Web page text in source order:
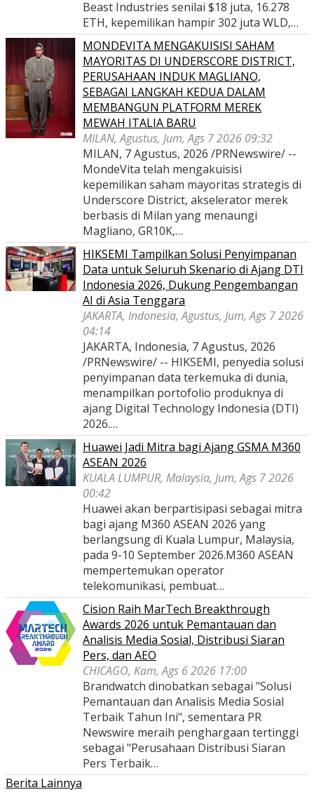
Beast Industries senilai $18 juta, 16.278
ETH, kepemilikan hampir 302 juta WLD,…
MONDEVITA MENGAKUISISI SAHAM
MAYORITAS DI UNDERSCORE DISTRICT,
PERUSAHAAN INDUK MAGLIANO,
SEBAGAI LANGKAH KEDUA DALAM
MEMBANGUN PLATFORM MEREK
MEWAH ITALIA BARU
MILAN, Agustus, Jum, Ags 7 2026 09:32
MILAN, 7 Agustus, 2026 /PRNewswire/ --
MondeVita telah mengakuisisi
kepemilikan saham mayoritas strategis di
Underscore District, akselerator merek
berbasis di Milan yang menaungi
Magliano, GR10K,…
HIKSEMI Tampilkan Solusi Penyimpanan
Data untuk Seluruh Skenario di Ajang DTI
Indonesia 2026, Dukung Pengembangan
AI di Asia Tenggara
JAKARTA, Indonesia, Agustus, Jum, Ags 7 2026
04:14
JAKARTA, Indonesia, 7 Agustus, 2026
/PRNewswire/ -- HIKSEMI, penyedia solusi
penyimpanan data terkemuka di dunia,
menampilkan portofolio produknya di
ajang Digital Technology Indonesia (DTI)
2026.…
Huawei Jadi Mitra bagi Ajang GSMA M360
ASEAN 2026
KUALA LUMPUR, Malaysia, Jum, Ags 7 2026
00:42
Huawei akan berpartisipasi sebagai mitra
bagi ajang M360 ASEAN 2026 yang
berlangsung di Kuala Lumpur, Malaysia,
pada 9-10 September 2026.M360 ASEAN
mempertemukan operator
telekomunikasi, pembuat…
Cision Raih MarTech Breakthrough
Awards 2026 untuk Pemantauan dan
Analisis Media Sosial, Distribusi Siaran
Pers, dan AEO
CHICAGO, Kam, Ags 6 2026 17:00
Brandwatch dinobatkan sebagai "Solusi
Pemantauan dan Analisis Media Sosial
Terbaik Tahun Ini", sementara PR
Newswire meraih penghargaan tertinggi
sebagai "Perusahaan Distribusi Siaran
Pers Terbaik…
Berita Lainnya